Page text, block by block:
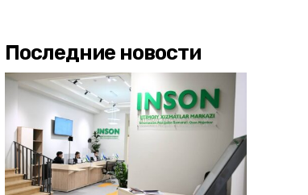
Последние новости